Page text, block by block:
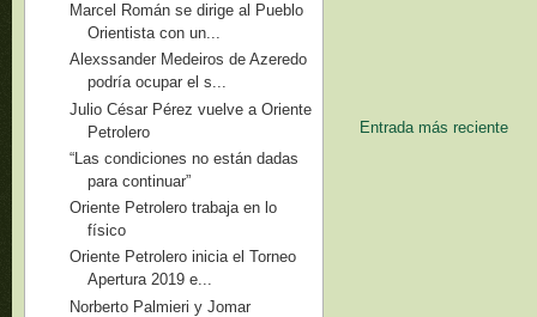
Entrada más reciente
Marcel Román se dirige al Pueblo
Orientista con un...
Alexssander Medeiros de Azeredo
podría ocupar el s...
Julio César Pérez vuelve a Oriente
Petrolero
“Las condiciones no están dadas
para continuar”
Oriente Petrolero trabaja en lo
físico
Oriente Petrolero inicia el Torneo
Apertura 2019 e...
Norberto Palmieri y Jomar